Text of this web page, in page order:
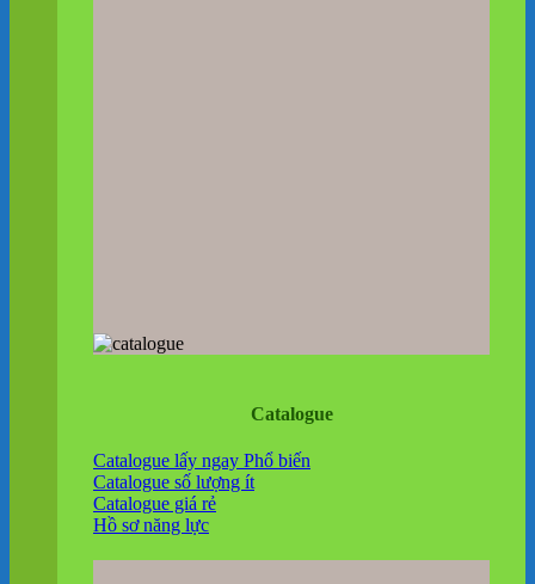
Catalogue
Catalogue lấy ngay
Catalogue số lượng ít
Catalogue giá rẻ
Hồ sơ năng lực